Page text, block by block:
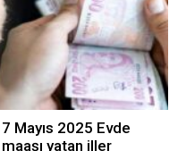
Mayıs 2025 Evde
maaşı yatan iller